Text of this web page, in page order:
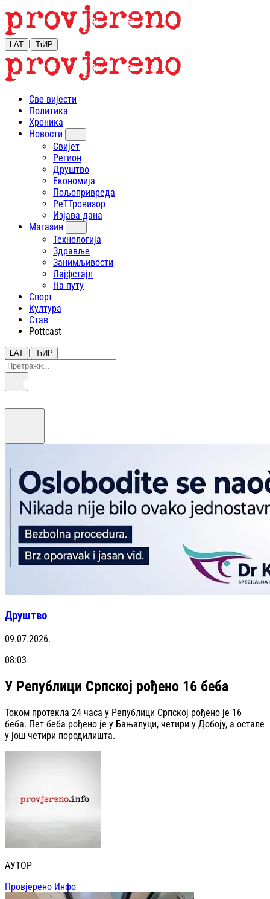
LAT | ЋИР
Све вијести
Политика
Хроника
Новости
Свијет
Регион
Друштво
Економија
Пољопривреда
РеТТровизор
Изјава дана
Магазин
Технологија
Здравље
Занимљивости
Лајфстajл
На путу
Спорт
Култура
Став
Pottcast
LAT | ЋИР
Друштво
09.07.2026.
08:03
У Републици Српској рођено 16 беба
Током протекла 24 часа у Републици Српској рођено је 16
беба. Пет беба рођено је у Бањалуци, четири у Добоју, а остале
у још четири породилишта.
АУТОР
Провјерено Инфо